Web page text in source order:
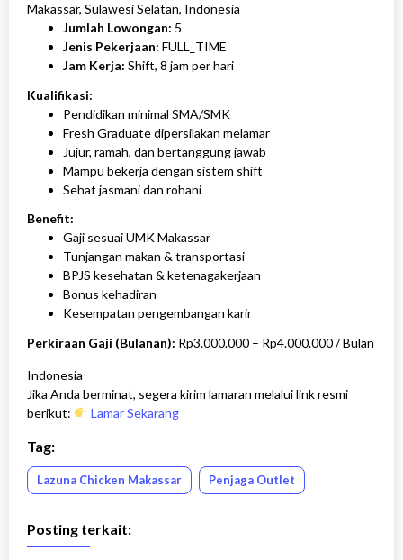
Makassar, Sulawesi Selatan, Indonesia
Jumlah Lowongan: 5
Jenis Pekerjaan: FULL_TIME
Jam Kerja: Shift, 8 jam per hari
Kualifikasi:
Pendidikan minimal SMA/SMK
Fresh Graduate dipersilakan melamar
Jujur, ramah, dan bertanggung jawab
Mampu bekerja dengan sistem shift
Sehat jasmani dan rohani
Benefit:
Gaji sesuai UMK Makassar
Tunjangan makan & transportasi
BPJS kesehatan & ketenagakerjaan
Bonus kehadiran
Kesempatan pengembangan karir
Perkiraan Gaji (Bulanan): Rp3.000.000 – Rp4.000.000 / Bulan
Indonesia
Jika Anda berminat, segera kirim lamaran melalui link resmi
berikut:
Lamar Sekarang
Tag:
Lazuna Chicken Makassar Penjaga Outlet
Posting terkait: